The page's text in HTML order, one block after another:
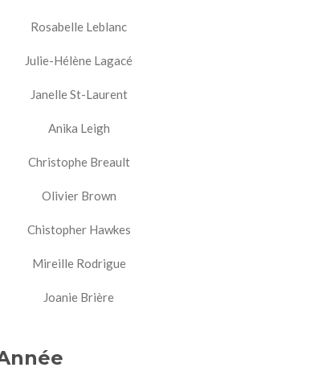
Rosabelle Leblanc
Julie-Hélène Lagacé
Janelle St-Laurent
Anika Leigh
Christophe Breault
Olivier Brown
Chistopher Hawkes
Mireille Rodrigue
Joanie Brière